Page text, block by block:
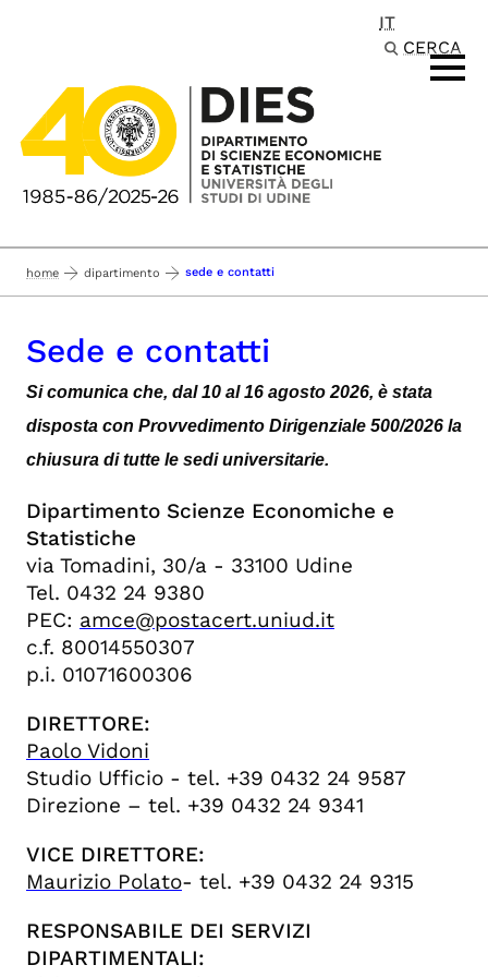
IT
CERCA
home dipartimento sede e contatti
Sede e contatti
Si comunica che, dal 10 al 16 agosto 2026, è stata
disposta con Provvedimento Dirigenziale 500/2026 la
chiusura di tutte le sedi universitarie.
Dipartimento Scienze Economiche e
Statistiche
via Tomadini, 30/a - 33100 Udine
Tel. 0432 24 9380
PEC: amce@postacert.uniud.it
c.f. 80014550307
p.i. 01071600306
DIRETTORE:
Paolo Vidoni
Studio Ufficio - tel. +39 0432 24 9587
Direzione – tel. +39 0432 24 9341
VICE DIRETTORE:
Maurizio Polato- tel. +39 0432 24 9315
RESPONSABILE DEI SERVIZI
DIPARTIMENTALI: